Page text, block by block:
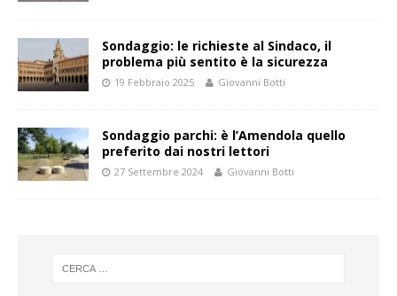
Sondaggio: le richieste al Sindaco, il
problema più sentito è la sicurezza
19 Febbraio 2025 Giovanni Botti
Sondaggio parchi: è l’Amendola quello
preferito dai nostri lettori
27 Settembre 2024 Giovanni Botti